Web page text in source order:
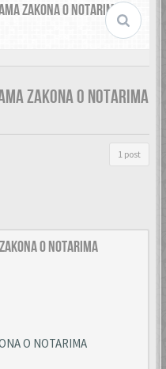
ZAKONA O NOTARIMA
ZAKONA O NOTARIMA
1 post
o notarima
O NOTARIMA